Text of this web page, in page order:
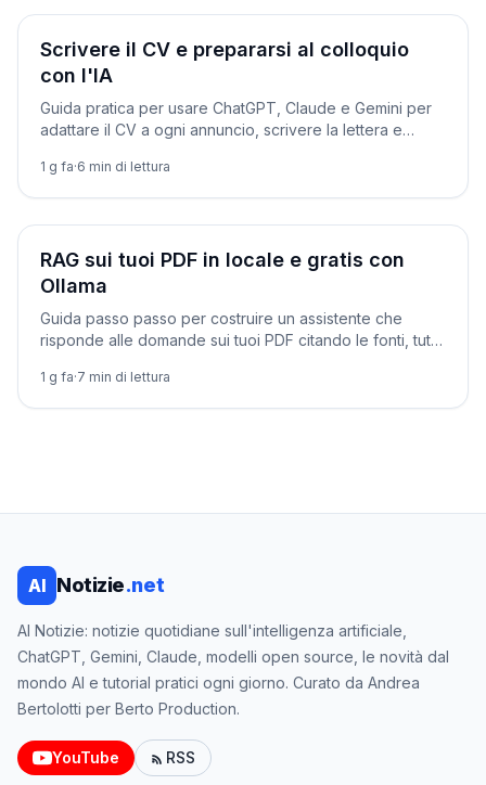
Tutorial
Scrivere il CV e prepararsi al colloquio
con l'IA
Guida pratica per usare ChatGPT, Claude e Gemini per
adattare il CV a ogni annuncio, scrivere la lettera e
1 g fa·6 min di lettura
Tutorial
RAG sui tuoi PDF in locale e gratis con
Ollama
Guida passo passo per costruire un assistente che
risponde alle domande sui tuoi PDF citando le fonti, tutto
1 g fa·7 min di lettura
AI Notizie.net
AI Notizie: notizie quotidiane sull'intelligenza artificiale,
ChatGPT, Gemini, Claude, modelli open source, le novità dal
mondo AI e tutorial pratici ogni giorno. Curato da Andrea
Bertolotti per Berto Production.
YouTube RSS